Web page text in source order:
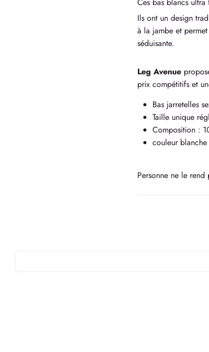
Ils ont un design
à la jambe et
séduisante.
Leg Avenue
prix compétitifs et
Bas jarretelles
Taille unique
Composition :
couleur blanche
Personne ne le rend